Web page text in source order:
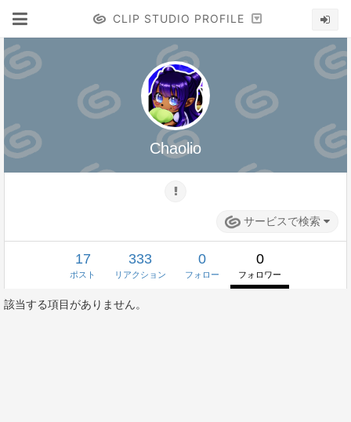
CLIP STUDIO PROFILE
Chaolio
サービスで検索
17
ポスト
333
リアクション
0
フォロー
0
フォロワー
該当する項目がありません。